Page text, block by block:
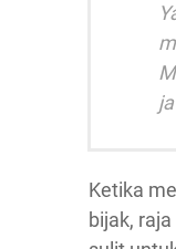
Ketika
bijak,